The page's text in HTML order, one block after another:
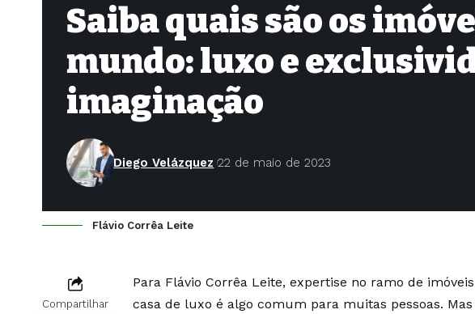
Saiba quais são os
mundo: luxo e
imaginação
Diego Velázquez 22 de maio de 2023
Flávio Corrêa Leite
Compartilhar
Para Flávio Corrêa Leite, expertise no ramo de
casa de luxo é algo comum para muitas pessoas.